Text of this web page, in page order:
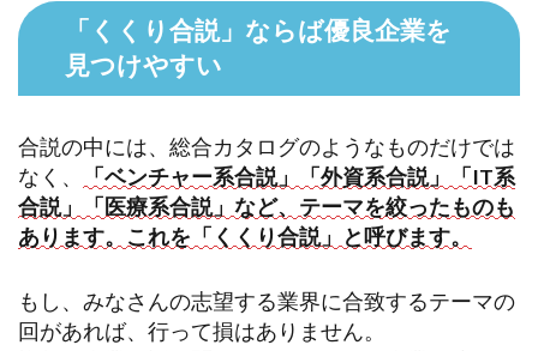
「くくり合説」ならば優良企業を
見つけやすい
合説の中には、総合カタログのようなものだけでは
なく、
「ベンチャー系合説」「外資系合説」「IT系
合説」「医療系合説」など、テーマを絞ったものも
あります。これを「くくり合説」と呼びます。
もし、みなさんの志望する業界に合致するテーマの
回があれば、行って損はありません。